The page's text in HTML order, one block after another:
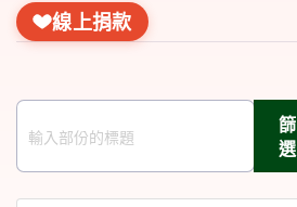
線上捐款
輸入部份的標題
篩
選